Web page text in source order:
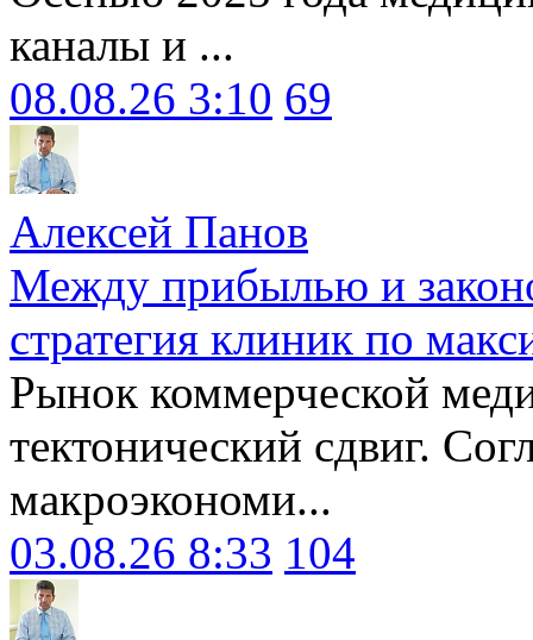
каналы и ...
08.08.26 3:10 69
Алексей Панов
Между прибылью и
стратегия клиник по
Рынок коммерческой
тектонический сдвиг.
макроэкономи...
03.08.26 8:33 104